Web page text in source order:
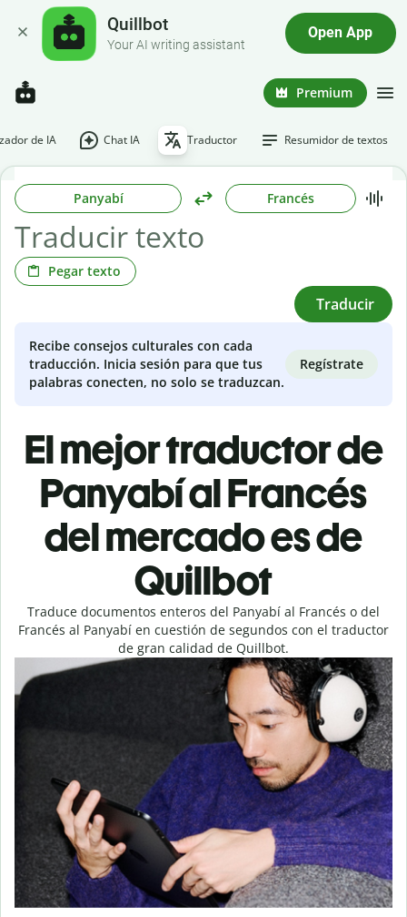
Quillbot
Your AI writing assistant
Open App
Premium
de IA Chat IA Traductor Resumidor de textos
Panyabí Francés
Pegar texto
Traducir
Recibe consejos culturales con cada
traducción. Inicia sesión para que tus
palabras conecten, no solo se traduzcan.
Regístrate
El mejor traductor de
Panyabí al Francés
del mercado es de
Quillbot
Traduce documentos enteros del Panyabí al Francés o del
Francés al Panyabí en cuestión de segundos con el traductor
de gran calidad de Quillbot.